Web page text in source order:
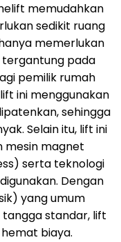
memudahkan
sedikit ruang
memerlukan
pada
pemilik rumah
lift ini menggunakan
sehingga
Selain itu, lift ini
mesin magnet
serta teknologi
Dengan
yang umum
standar, lift
biaya.